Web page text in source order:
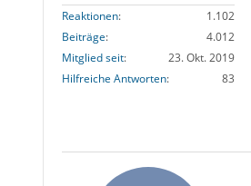
Reaktionen
1.102
Beiträge
4.012
Mitglied seit
23. Okt. 2019
Hilfreiche Antworten
83